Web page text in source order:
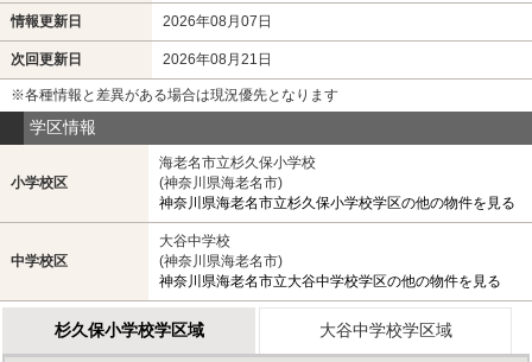
情報更新日 2026年08月07日
次回更新日 2026年08月21日
※各種情報と差異がある場合は現況優先となります
学区情報
小学校区
海老名市立杉久保小学校
(神奈川県海老名市)
神奈川県海老名市立杉久保小学校学区の他の物件を見る
中学校区
大谷中学校
(神奈川県海老名市)
神奈川県海老名市立大谷中学校学区の他の物件を見る
杉久保小学校学区域 大谷中学校学区域